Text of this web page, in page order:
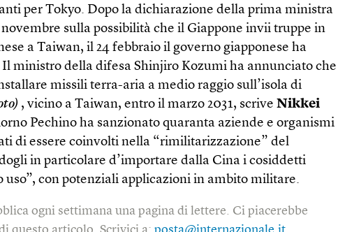
per Tokyo. Dopo la dichiarazione della prima ministra
sulla possibilità che il Giappone invii truppe in
a Taiwan, il 24 febbraio il governo giapponese ha
ministro della difesa Shinjiro Kozumi ha annunciato che
missili terra-aria a medio raggio sull’isola di
, vicino a Taiwan, entro il marzo 2031, scriveNikkei
Pechino ha sanzionato quaranta aziende e organismi
di essere coinvolti nella “rimilitarizzazione” del
in particolare d’importare dalla Cina i cosiddetti
uso”, con potenziali applicazioni in ambito militare.
ogni settimana una pagina di lettere. Ci piacerebbe